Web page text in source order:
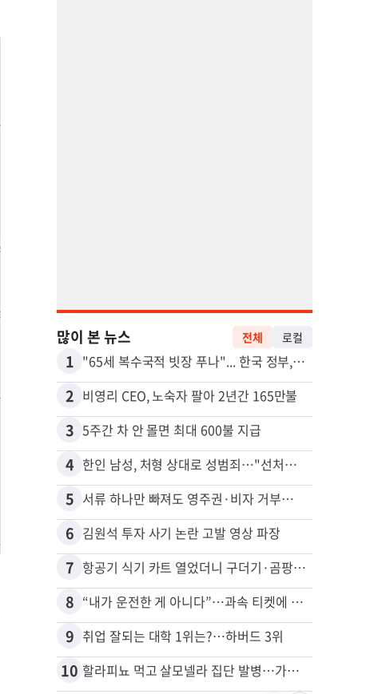
많이 본 뉴스 전체 로컬
1 "65세 복수국적 빗장 푸나"... 한국 정부, 연령 완화 전면 추진
2 비영리 CEO, 노숙자 팔아 2년간 165만불
3 5주간 차 안 몰면 최대 600불 지급
4 한인 남성, 처형 상대로 성범죄…"선처해줬더니 배신자 취급"
5 서류 하나만 빠져도 영주권·비자 거부…심사관 재량권 대폭 확대
6 김원석 투자 사기 논란 고발 영상 파장
7 항공기 식기 카트 열었더니 구더기·곰팡이…LAX 기내식 업체 논란
8 “내가 운전한 게 아니다”…과속 티켓에 오토파일럿 탓한 운전자
9 취업 잘되는 대학 1위는?…하버드 3위
10 할라피뇨 먹고 살모넬라 집단 발병…가주 등 27개 주 확산